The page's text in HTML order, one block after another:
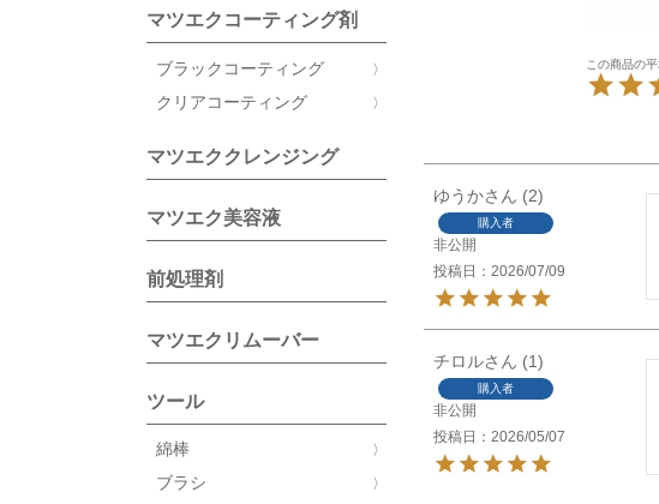
マツエクコーティング剤
ブラックコーティング
クリアコーティング
マツエククレンジング
マツエク美容液
前処理剤
マツエクリムーバー
ツール
綿棒
ブラシ
ゆうか 2
購入者
非公開
投稿日
2026/07/09
チロル 1
購入者
非公開
投稿日
2026/05/07